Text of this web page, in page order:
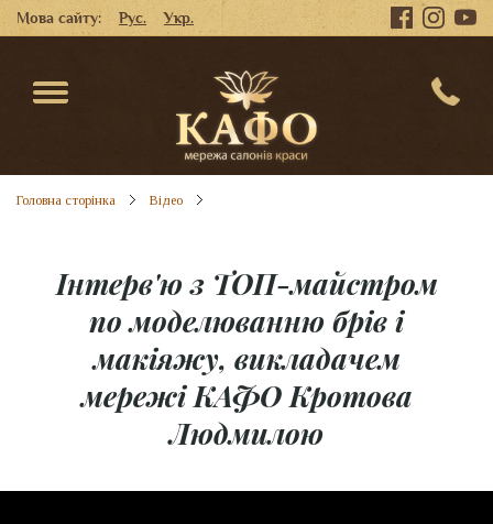
Мова сайту: Рус. Укр.
Головна сторінка Відео
Інтерв'ю з ТОП-майстром
по моделюванню брів і
макіяжу, викладачем
мережі КАФО Кротова
Людмилою